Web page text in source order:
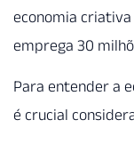
economia criativa
emprega 30
Para entender a
é crucial